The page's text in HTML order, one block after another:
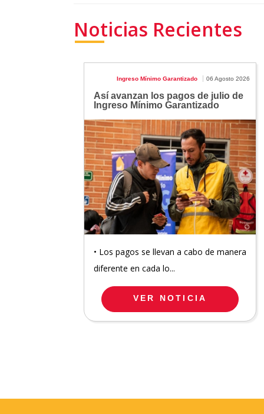
Noticias Recientes
Ingreso Mínimo Garantizado 06 Agosto 2026
Así avanzan los pagos de julio de
Ingreso Mínimo Garantizado
• Los pagos se llevan a cabo de manera
diferente en cada lo...
VER NOTICIA